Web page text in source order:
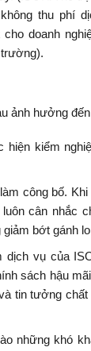
thu phí
doanh
ảnh hưởng
hiện kiểm
công bố.
cân nhắc
bớt gánh
dịch vụ của
sách hậu
tin tưởng
những khó